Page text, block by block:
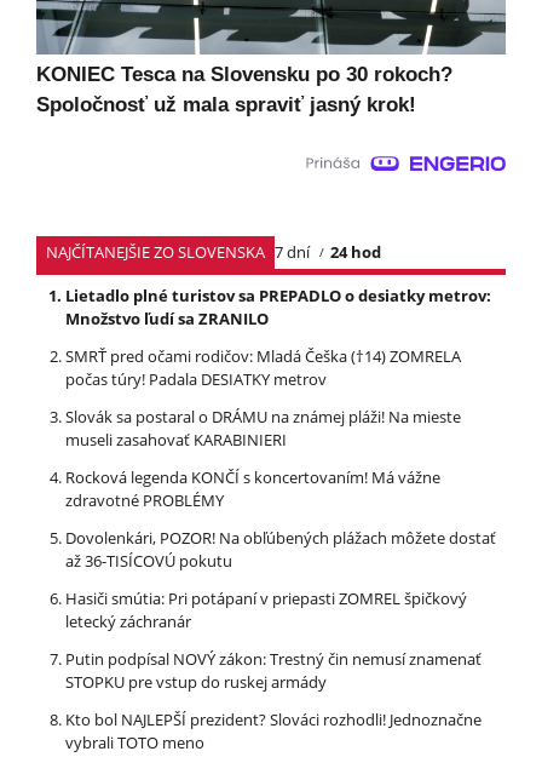
KONIEC Tesca na Slovensku po 30 rokoch?
Spoločnosť už mala spraviť jasný krok!
NAJČÍTANEJŠIE ZO SLOVENSKA 7 dní
24 hod
Lietadlo plné turistov sa PREPADLO o desiatky metrov:
Množstvo ľudí sa ZRANILO
SMRŤ pred očami rodičov: Mladá Češka (†14) ZOMRELA
počas túry! Padala DESIATKY metrov
Slovák sa postaral o DRÁMU na známej pláži! Na mieste
museli zasahovať KARABINIERI
Rocková legenda KONČÍ s koncertovaním! Má vážne
zdravotné PROBLÉMY
Dovolenkári, POZOR! Na obľúbených plážach môžete dostať
až 36-TISÍCOVÚ pokutu
Hasiči smútia: Pri potápaní v priepasti ZOMREL špičkový
letecký záchranár
Putin podpísal NOVÝ zákon: Trestný čin nemusí znamenať
STOPKU pre vstup do ruskej armády
Kto bol NAJLEPŠÍ prezident? Slováci rozhodli! Jednoznačne
vybrali TOTO meno